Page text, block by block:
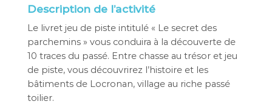
Description de l’activité
Le livret jeu de piste intitulé « Le secret des
parchemins » vous conduira à la découverte de
10 traces du passé. Entre chasse au trésor et jeu
de piste, vous découvrirez l’histoire et les
bâtiments de Locronan, village au riche passé
toilier.